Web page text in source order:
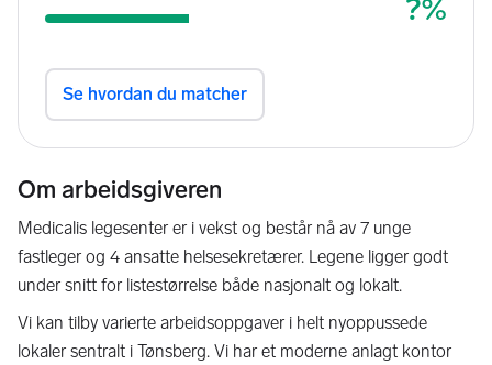
Om arbeidsgiveren
Medicalis legesenter er i vekst og består nå av 7 unge
fastleger og 4 ansatte helsesekretærer. Legene ligger godt
under snitt for listestørrelse både nasjonalt og lokalt.
Vi kan tilby varierte arbeidsoppgaver i helt nyoppussede
lokaler sentralt i Tønsberg. Vi har et moderne anlagt kontor